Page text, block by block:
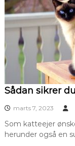
Sådan sikrer
marts 7, 2023
Som katteejer
herunder også en